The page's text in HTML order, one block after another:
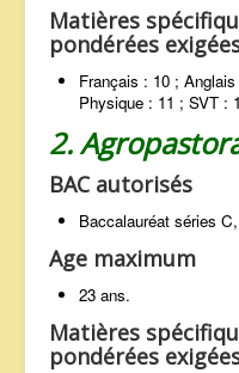
Matières
pondérées
Français : 10 ;
Physique : 11 ; SVT :
2.
BAC autorisés
Baccalauréat séries
Age maximum
23 ans.
Matières
pondérées